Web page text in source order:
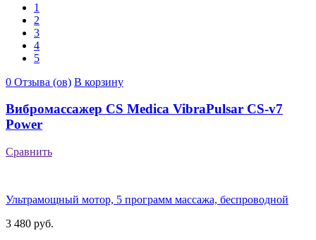
1
2
3
4
5
0 Отзыва (ов) В корзину
Вибромассажер CS Medica VibraPulsar CS-v7
Power
Сравнить
Ультрамощный мотор, 5 программ массажа, беспроводной
3 480 руб.